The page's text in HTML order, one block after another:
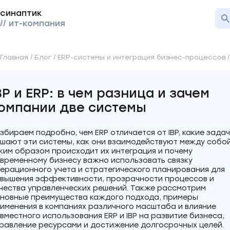
синаптик
// ит-компания
Главная / Блог / ERP-системы и интеграция бизнес-процессов
и ERP: в чем разница и зачем
две системы
подробно, чем ERP отличается от IBP, какие
эти системы, как они взаимодействуют между
образом происходит их интеграция и почему
бизнесу важно использовать связку
учета и стратегического планирования для
эффективности, прозрачности процессов и
управленческих решений. Также рассмотрим
преимущества каждого подхода, примеры
в компаниях различного масштаба и влияние
использования ERP и IBP на развитие бизнеса,
ресурсами и достижение долгосрочных целей.